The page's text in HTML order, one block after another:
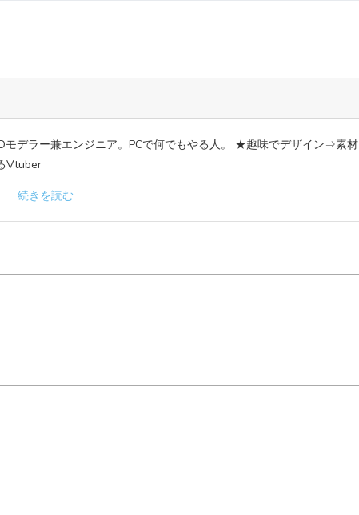
デラー兼エンジニア。PCで何でもやる人。 ★趣味でデザイン⇒素材
Vtuber
続きを読む